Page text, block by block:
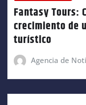
Fantasy Tours:
crecimiento de
turístico
Agencia de